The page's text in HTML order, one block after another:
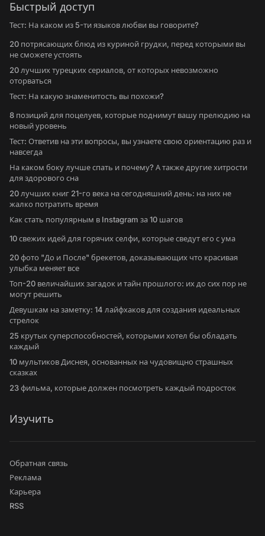
Быстрый доступ
Тест: На каком из 5-ти языков любви вы говорите?
20 потрясающих блюд из куриной грудки, перед которыми вы
не сможете устоять
20 лучших турецких сериалов, от которых невозможно
оторваться
Тест: На какую знаменитость вы похожи?
8 позиций для поцелуев, которые поднимут вашу прелюдию на
новый уровень
Тест: Ответив на эти вопросы, вы узнаете свою ориентацию раз и
навсегда
На каком боку лучше спать и почему? А также другие хитрости
для здорового сна
20 лучших книг 21-го века на сегодняшний день: на них не
жалко потратить время
Как стать популярным в Instagram за 10 шагов
10 свежих идей для горячих селфи, которые сведут его с ума
20 фото "До и После" брекетов, доказывающих что красивая
улыбка меняет все
Топ-20 величайших загадок и тайн прошлого: их до сих пор не
могут решить
Девушкам на заметку: 14 лайфхаков для создания идеальных
стрелок
25 крутых суперспособностей, которыми хотел бы обладать
каждый
10 мультиков Диснея, основанных на чудовищно страшных
сказках
23 фильма, которые должен посмотреть каждый подросток
Изучить
Обратная связь
Реклама
Карьера
RSS